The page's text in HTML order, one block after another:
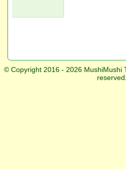
© Copyright 2016 - 2026 MushiMushi
reserved.